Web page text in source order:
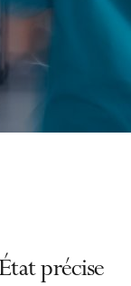
précise